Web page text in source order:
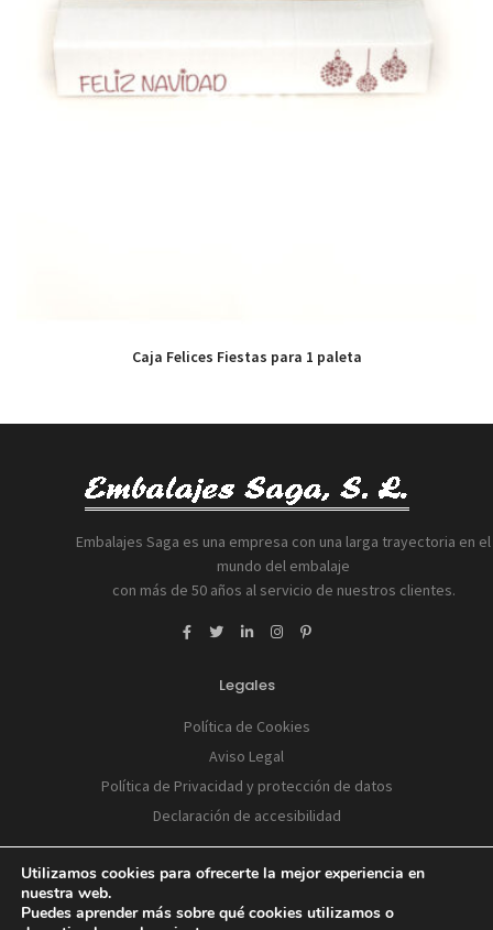
Caja Felices Fiestas para 1 paleta
Embalajes Saga es una empresa con una larga trayectoria en el
mundo del embalaje
con más de 50 años al servicio de nuestros clientes.
Legales
Política de Cookies
Aviso Legal
Política de Privacidad y protección de datos
Declaración de accesibilidad
© 2026 Handcrafted with love byMr. Addison
Utilizamos cookies para ofrecerte la mejor experiencia en
nuestra web.
Puedes aprender más sobre qué cookies utilizamos o